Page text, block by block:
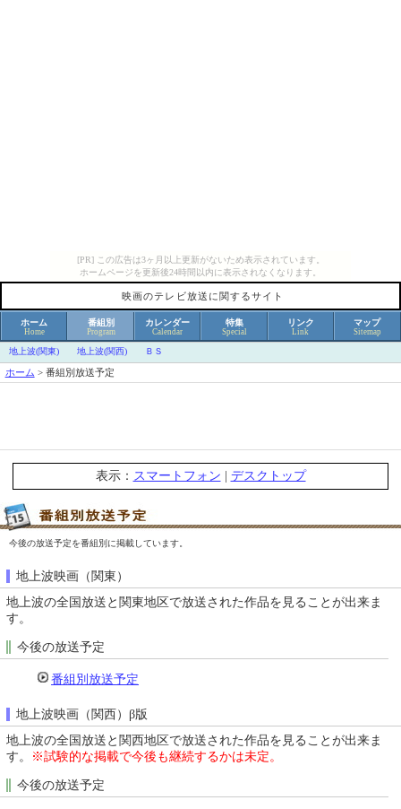
[PR] この広告は3ヶ月以上更新がないため表示されています。
ホームページを更新後24時間以内に表示されなくなります。
映画のテレビ放送に関するサイト
ホーム
Home
番組別
Program
カレンダー
Calendar
特集
Special
リンク
Link
マップ
Sitemap
地上波(関東) 地上波(関西) ＢＳ
ホーム > 番組別放送予定
表示： スマートフォン デスクトップ
今後の放送予定を番組別に掲載しています。
地上波映画（関東）
地上波の全国放送と関東地区で放送された作品を見ることが出来ま
す。
今後の放送予定
番組別放送予定
地上波映画（関西）β版
地上波の全国放送と関西地区で放送された作品を見ることが出来ま
す。
※試験的な掲載で今後も継続するかは未定。
今後の放送予定